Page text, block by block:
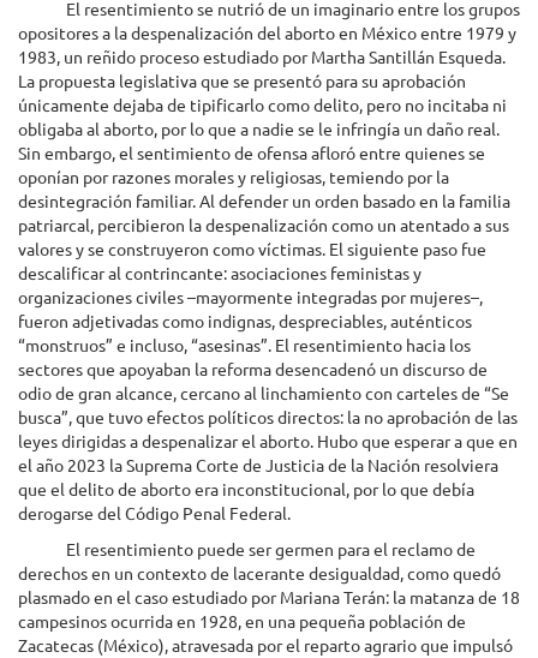
El resentimiento se nutrió de un imaginario entre los grupos
opositores a la despenalización del aborto en México entre 1979 y
1983, un reñido proceso estudiado por Martha Santillán Esqueda.
La propuesta legislativa que se presentó para su aprobación
únicamente dejaba de tipificarlo como delito, pero no incitaba ni
obligaba al aborto, por lo que a nadie se le infringía un daño real.
Sin embargo, el sentimiento de ofensa afloró entre quienes se
oponían por razones morales y religiosas, temiendo por la
desintegración familiar. Al defender un orden basado en la familia
patriarcal, percibieron la despenalización como un atentado a sus
valores y se construyeron como víctimas. El siguiente paso fue
descalificar al contrincante: asociaciones feministas y
organizaciones civiles –mayormente integradas por mujeres–,
fueron adjetivadas como indignas, despreciables, auténticos
“monstruos” e incluso, “asesinas”. El resentimiento hacia los
sectores que apoyaban la reforma desencadenó un discurso de
odio de gran alcance, cercano al linchamiento con carteles de “Se
busca”, que tuvo efectos políticos directos: la no aprobación de las
leyes dirigidas a despenalizar el aborto. Hubo que esperar a que en
el año 2023 la Suprema Corte de Justicia de la Nación resolviera
que el delito de aborto era inconstitucional, por lo que debía
derogarse del Código Penal Federal.
El resentimiento puede ser germen para el reclamo de
derechos en un contexto de lacerante desigualdad, como quedó
plasmado en el caso estudiado por Mariana Terán: la matanza de 18
campesinos ocurrida en 1928, en una pequeña población de
Zacatecas (México), atravesada por el reparto agrario que impulsó